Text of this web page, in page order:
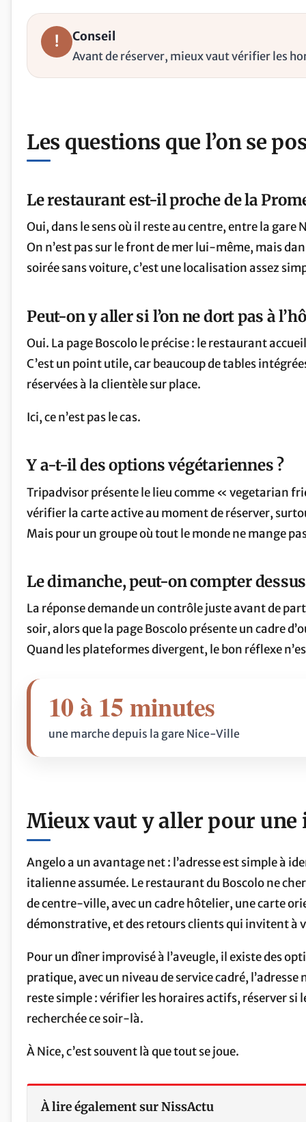
! Conseil
Avant de réserver, mieux vaut vérifier les
Les questions que l’on se
Le restaurant est-il proche de la
Oui, dans le sens où il reste au centre, entre la
On n’est pas sur le front de mer lui-même, mais
soirée sans voiture, c’est une localisation assez
Peut-on y aller si l’on ne dort pas à
Oui. La page Boscolo le précise : le restaurant
C’est un point utile, car beaucoup de tables
réservées à la clientèle sur place.
Ici, ce n’est pas le cas.
Y a-t-il des options végétariennes ?
Tripadvisor présente le lieu comme « vegetarian
vérifier la carte active au moment de réserver,
Mais pour un groupe où tout le monde ne mange
Le dimanche, peut-on compter
La réponse demande un contrôle juste avant de
soir, alors que la page Boscolo présente un cadre
Quand les plateformes divergent, le bon réflexe
10 à 15 minutes
une marche depuis la gare Nice-Ville
Mieux vaut y aller pour une
Angelo a un avantage net : l’adresse est simple à
italienne assumée. Le restaurant du Boscolo ne
de centre-ville, avec un cadre hôtelier, une carte
démonstrative, et des retours clients qui invitent à
Pour un dîner improvisé à l’aveugle, il existe des
pratique, avec un niveau de service cadré,
reste simple : vérifier les horaires actifs, réserver si
recherchée ce soir-là.
À Nice, c’est souvent là que tout se joue.
À lire également sur NissActu